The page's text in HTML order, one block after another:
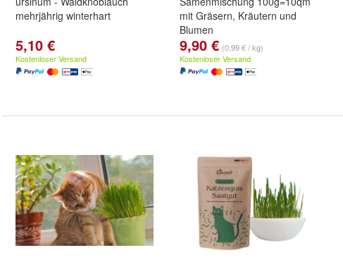
mehrjährig winterhart
5,10 €
Kostenloser Versand
mit Gräsern, Kräutern und
Blumen
9,90 € (0,99 € / kg)
Kostenloser Versand